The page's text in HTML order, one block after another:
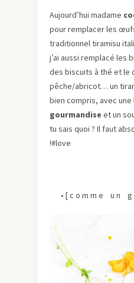
Aujourd’hui madame
pour remplacer les
traditionnel tiramisu
j’ai aussi remplacé les
des biscuits à thé et le
pêche/abricot… un
bien compris, avec
gourmandise et un
tu sais quoi ? Il faut
!#love
• [ c o m m e u n